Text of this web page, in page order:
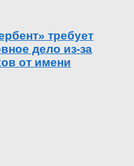
требует
дело из-за
от имени